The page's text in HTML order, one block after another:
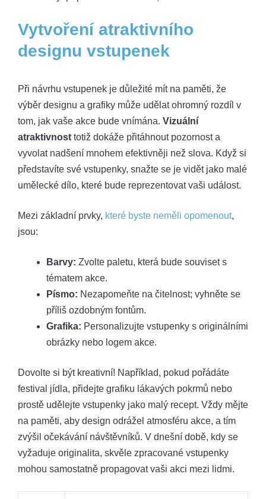
Vytvoření atraktivního
designu vstupenek
Při návrhu vstupenek je důležité mít na paměti, že
výběr designu a grafiky může udělat ohromný rozdíl v
tom, jak vaše akce bude vnímána. Vizuální
atraktivnost totiž dokáže přitáhnout pozornost a
vyvolat nadšení mnohem efektivněji než slova. Když si
představíte své vstupenky, snažte se je vidět jako malé
umělecké dílo, které bude reprezentovat vaši událost.
Mezi základní prvky, které byste neměli opomenout,
jsou:
Barvy: Zvolte paletu, která bude souviset s
tématem akce.
Písmo: Nezapomeňte na čitelnost; vyhněte se
příliš ozdobným fontům.
Grafika: Personalizujte vstupenky s originálními
obrázky nebo logem akce.
Dovolte si být kreativní! Například, pokud pořádáte
festival jídla, přidejte grafiku lákavých pokrmů nebo
prostě udělejte vstupenky jako malý recept. Vždy mějte
na paměti, aby design odrážel atmosféru akce, a tím
zvýšil očekávání návštěvníků. V dnešní době, kdy se
vyžaduje originalita, skvěle zpracované vstupenky
mohou samostatně propagovat vaši akci mezi lidmi.